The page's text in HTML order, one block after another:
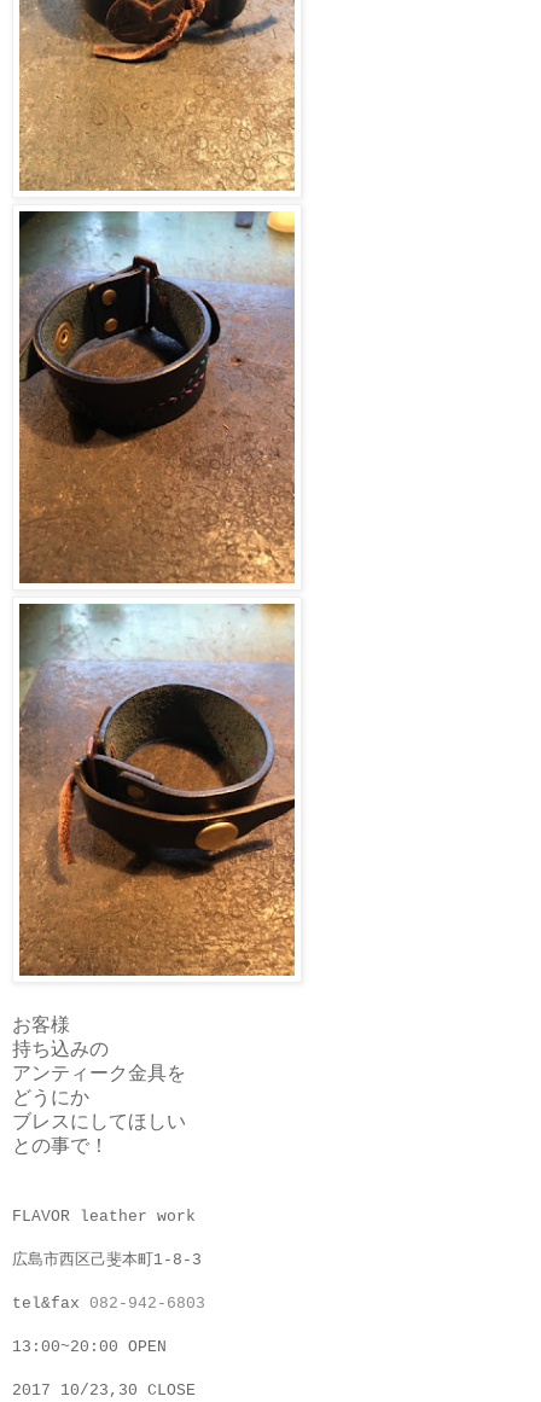
お客様
持ち込みの
アンティーク金具を
どうにか
ブレスにしてほしい
との事で！
FLAVOR leather work
広島市西区己斐本町1-8-3
tel&fax 082-942-6803
13:00~20:00 OPEN
2017 10/23,30 CLOSE